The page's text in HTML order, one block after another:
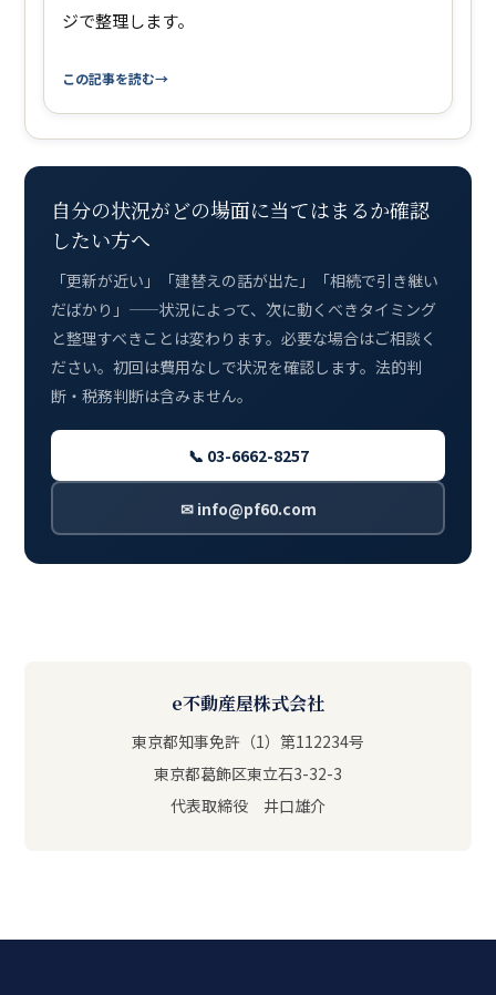
ジで整理します。
この記事を読む
自分の状況がどの場面に当てはまるか確認
したい方へ
「更新が近い」「建替えの話が出た」「相続で引き継い
だばかり」——状況によって、次に動くべきタイミング
と整理すべきことは変わります。必要な場合はご相談く
ださい。初回は費用なしで状況を確認します。法的判
断・税務判断は含みません。
📞 03-6662-8257
✉ info@pf60.com
e不動産屋株式会社
東京都知事免許（1）第112234号
東京都葛飾区東立石3-32-3
代表取締役 井口雄介